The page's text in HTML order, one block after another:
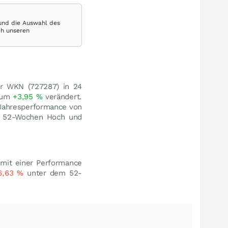
die Auswahl des
unseren
(727287) in 24
+3,95 %verändert.
von
Wochen Hoch und
einer Performance
% unter dem 52-